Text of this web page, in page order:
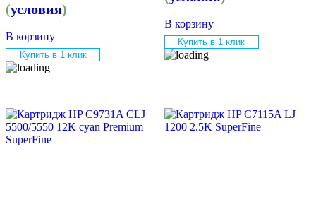
(условия)
В корзину
Купить в 1 клик
В корзину
Купить в 1 клик